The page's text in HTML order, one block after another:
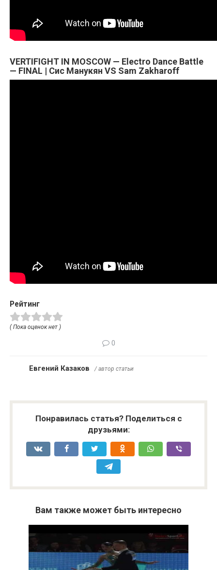
VERTIFIGHT IN MOSCOW — Electro Dance Battle
— FINAL | Сис Манукян VS Sam Zakharoff
Рейтинг
( Пока оценок нет )
0
Евгений Казаков / автор статьи
Понравилась статья? Поделиться с
друзьями:
Вам также может быть интересно